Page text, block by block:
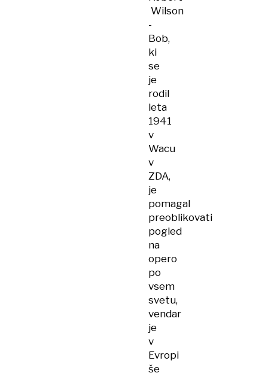
Wilson
-
Bob,
ki
se
je
rodil
leta
1941
v
Wacu
v
ZDA,
je
pomagal
preoblikovati
pogled
na
opero
po
vsem
svetu,
vendar
je
v
Evropi
še